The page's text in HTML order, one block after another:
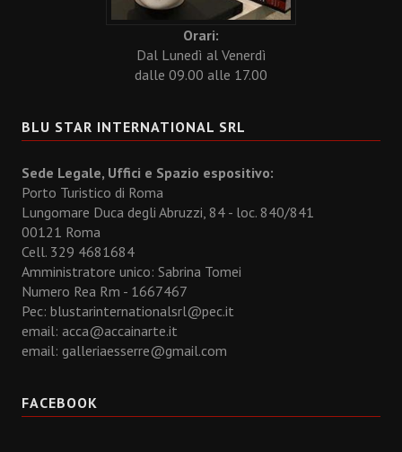
Orari:
Dal Lunedì al Venerdì
dalle 09.00 alle 17.00
BLU STAR INTERNATIONAL SRL
Sede Legale, Uffici e Spazio espositivo:
Porto Turistico di Roma
Lungomare Duca degli Abruzzi, 84 - loc. 840/841
00121 Roma
Cell. 329 4681684
Amministratore unico: Sabrina Tomei
Numero Rea Rm - 1667467
Pec: blustarinternationalsrl@pec.it
email: acca@accainarte.it
email: galleriaesserre@gmail.com
FACEBOOK